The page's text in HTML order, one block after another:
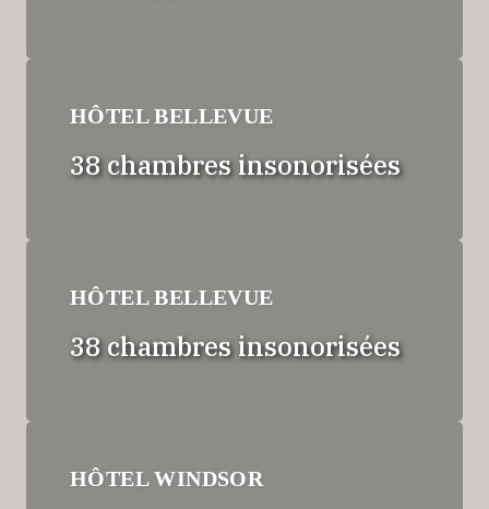
HÔTEL BELLEVUE
38 chambres insonorisées
HÔTEL BELLEVUE
38 chambres insonorisées
HÔTEL WINDSOR